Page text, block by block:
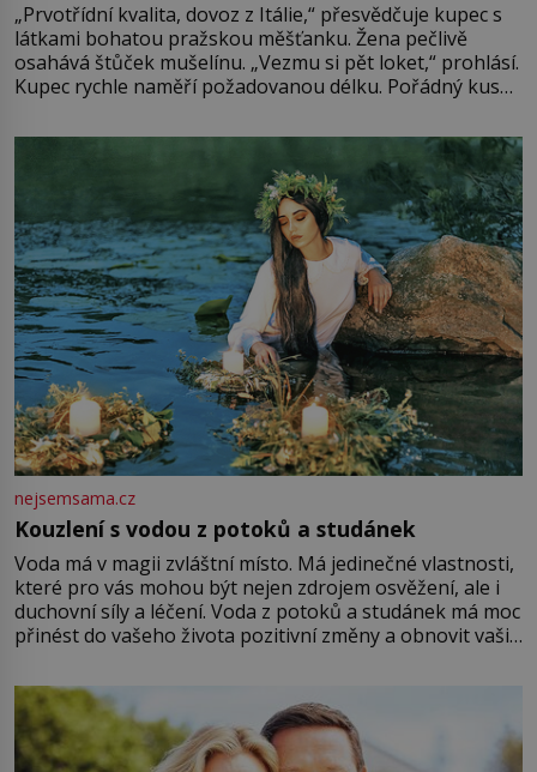
„Prvotřídní kvalita, dovoz z Itálie,“ přesvědčuje kupec s
látkami bohatou pražskou měšťanku. Žena pečlivě
osahává štůček mušelínu. „Vezmu si pět loket,“ prohlásí.
Kupec rychle naměří požadovanou délku. Pořádný kus
milostpaní. Stačí jenom na sukni,“ zhodnotí švadlena
množství růžového mušelínu. „Ošidili vás, podívejte.“
Vezme do ruky dřevěnou
nejsemsama.cz
Kouzlení s vodou z potoků a studánek
Voda má v magii zvláštní místo. Má jedinečné vlastnosti,
které pro vás mohou být nejen zdrojem osvěžení, ale i
duchovní síly a léčení. Voda z potoků a studánek má moc
přinést do vašeho života pozitivní změny a obnovit vaši
můžete obohatit své rituály a přinést do svého života
větší harmonii a klid. Je důležité